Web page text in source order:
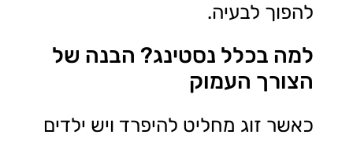
להפוך לבעיה.
למה בכלל נסטינג? הבנה של
הצורך העמוק
כאשר זוג מחליט להיפרד ויש ילדים